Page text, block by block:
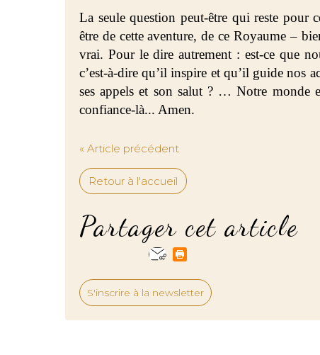
La seule question peut-être qui reste pour
être de cette aventure, de ce Royaume –
vrai. Pour le dire autrement : est-ce que
c’est-à-dire qu’il inspire et qu’il guide nos
ses appels et son salut ? … Notre
confiance-là... Amen.
« Article précédent
Retour à l'accueil
Partager cet article
S'inscrire à la newsletter